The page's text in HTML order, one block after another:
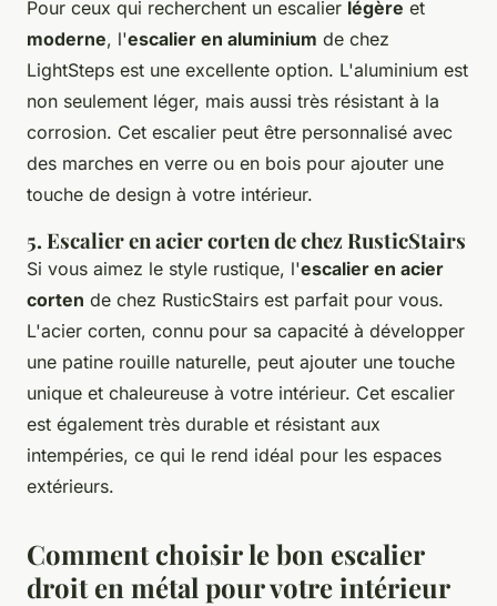
Pour ceux qui recherchent un escalier légère et
moderne, l'escalier en aluminium de chez
LightSteps est une excellente option. L'aluminium est
non seulement léger, mais aussi très résistant à la
corrosion. Cet escalier peut être personnalisé avec
des marches en verre ou en bois pour ajouter une
touche de design à votre intérieur.
5. Escalier en acier corten de chez RusticStairs
Si vous aimez le style rustique, l'escalier en acier
corten de chez RusticStairs est parfait pour vous.
L'acier corten, connu pour sa capacité à développer
une patine rouille naturelle, peut ajouter une touche
unique et chaleureuse à votre intérieur. Cet escalier
est également très durable et résistant aux
intempéries, ce qui le rend idéal pour les espaces
extérieurs.
Comment choisir le bon escalier
droit en métal pour votre intérieur